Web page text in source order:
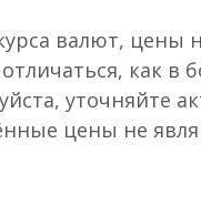
валют, цены
как в
уточняйте
цены не